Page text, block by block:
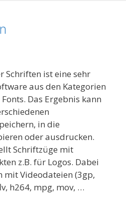
Schriften ist eine sehr
aus den Kategorien
Das Ergebnis kann
in die
oder ausdrucken.
Schriftzüge mit
z.B. für Logos. Dabei
mit Videodateien (3gp,
h264, mpg, mov, …